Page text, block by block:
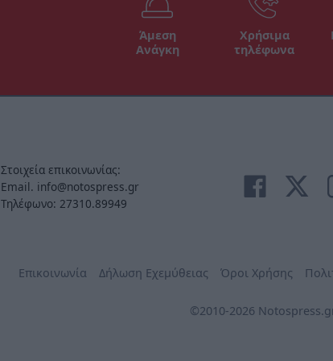
Άμεση
Ανάγκη
Χρήσιμα
τηλέφωνα
Στοιχεία επικοινωνίας:
Email. info@notospress.gr
Τηλέφωνο: 27310.89949
Επικοινωνία Δήλωση Εχεμύθειας Όροι Χρήσης
©2010-2026